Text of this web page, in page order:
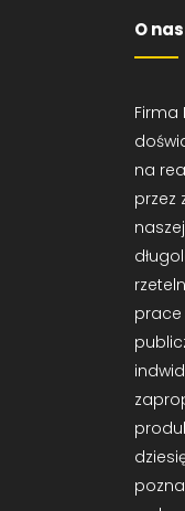
O nas
Firma
na
przez
prace